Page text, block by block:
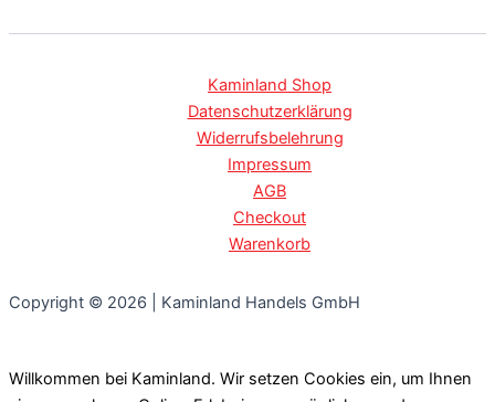
Kaminland Shop
Datenschutzerklärung
Widerrufsbelehrung
Impressum
AGB
Checkout
Warenkorb
Copyright © 2026 | Kaminland Handels GmbH
Willkommen bei Kaminland. Wir setzen Cookies ein, um Ihnen